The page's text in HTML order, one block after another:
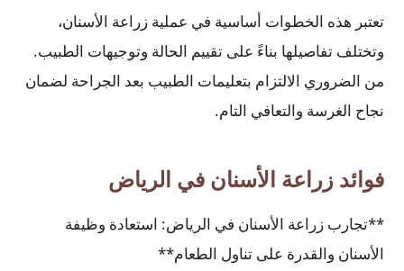
تعتبر هذه الخطوات أساسية في عملية زراعة الأسنان،
وتختلف تفاصيلها بناءً على تقييم الحالة وتوجيهات الطبيب.
من الضروري الالتزام بتعليمات الطبيب بعد الجراحة لضمان
نجاح الغرسة والتعافي التام.
فوائد زراعة الأسنان في الرياض
**تجارب زراعة الأسنان في الرياض: استعادة وظيفة
الأسنان والقدرة على تناول الطعام**